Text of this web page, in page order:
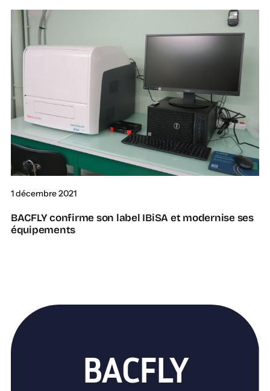
1 décembre 2021
BACFLY confirme son label IBiSA et modernise ses
équipements
BACFLY